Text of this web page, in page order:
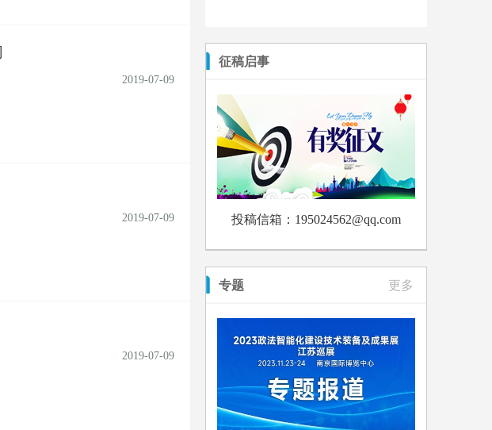
2019-07-09
2019-07-09
2019-07-09
征稿启事
投稿信箱：195024562@qq.com
专题 更多